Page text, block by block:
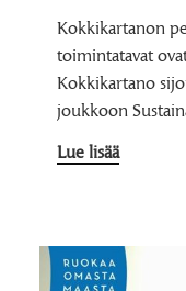
Kokkikartanon
toimintatavat
Kokkikartano
joukkoon
Lue lisää